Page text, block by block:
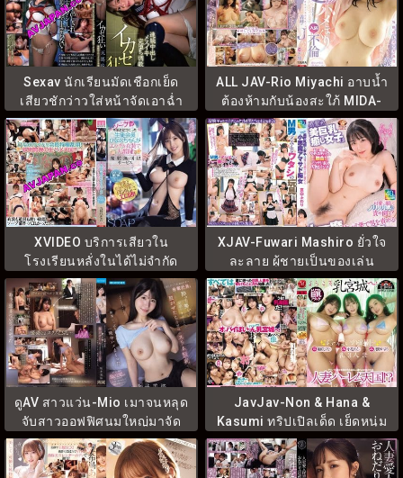
Sexav นักเรียนมัดเชือกเย็ด
เสียวชักว่าวใส่หน้าจัดเอาฉ่ำ
ควย XVSR-761
ALL JAV-Rio Miyachi อาบน้ำ
ต้องห้ามกับน้องสะใภ้ MIDA-
311
XVIDEO บริการเสียวใน
โรงเรียนหลั่งในได้ไม่จำกัด
MIDV-737
XJAV-Fuwari Mashiro ยั่วใจ
ละลาย ผู้ชายเป็นของเล่น
MADV-597
ดูAV สาวแว่น-Mio เมาจนหลุด
จับสาวออฟฟิศนมใหญ่มาจัด
เต็ม IPZZ-768
JavJav-Non & Hana &
Kasumi ทริปเปิลเด็ด เย็ดหนุ่ม
กลัดมัน JUR-416